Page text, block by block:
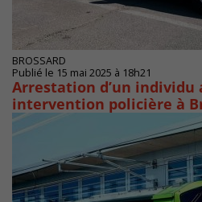
BROSSARD
Publié le 15 mai 2025 à 18h21
Arrestation d’un individu
intervention policière à